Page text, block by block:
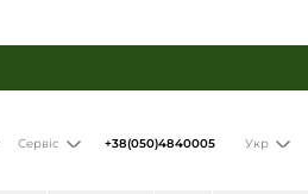
Сервіс +38(050)4840005 Укр